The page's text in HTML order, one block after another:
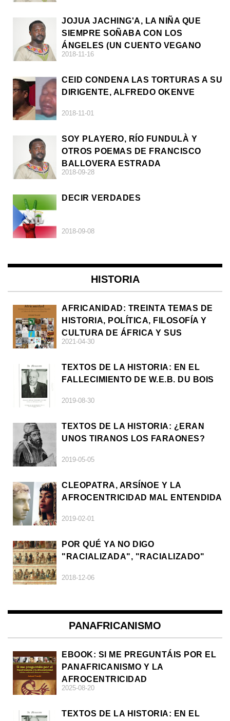
JOJUA JACHING'A, LA NIÑA QUE
SIEMPRE SOÑABA CON LOS
ÁNGELES (UN CUENTO VEGANO
AFRICANO)
2018-11-16
CEID CONDENA LAS TORTURAS A SU
DIRIGENTE, ALFREDO OKENVE
2018-11-01
SOY PLAYERO, RÍO FUNDULÀ Y
OTROS POEMAS DE FRANCISCO
BALLOVERA ESTRADA
2018-09-28
DECIR VERDADES
2018-09-08
HISTORIA
AFRICANIDAD: TREINTA TEMAS DE
HISTORIA, POLÍTICA, FILOSOFÍA Y
CULTURA DE ÁFRICA Y SUS
DIÁSPORAS
2021-04-30
TEXTOS DE LA HISTORIA: EN EL
FALLECIMIENTO DE W.E.B. DU BOIS
2019-08-30
TEXTOS DE LA HISTORIA: ¿ERAN
UNOS TIRANOS LOS FARAONES?
2019-05-05
CLEOPATRA, ARSÍNOE Y LA
AFROCENTRICIDAD MAL ENTENDIDA
2019-02-01
POR QUÉ YA NO DIGO
"RACIALIZADA", "RACIALIZADO"
2018-12-06
PANAFRICANISMO
EBOOK: SI ME PREGUNTÁIS POR EL
PANAFRICANISMO Y LA
AFROCENTRICIDAD
2025-08-20
TEXTOS DE LA HISTORIA: EN EL